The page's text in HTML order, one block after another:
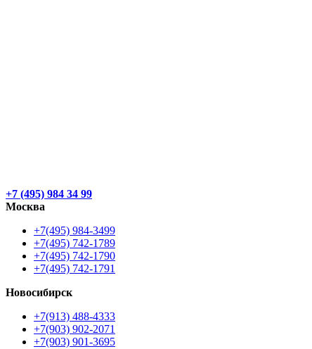
+7 (495) 984 34 99
Москва
+7(495) 984-3499
+7(495) 742-1789
+7(495) 742-1790
+7(495) 742-1791
Новосибирск
+7(913) 488-4333
+7(903) 902-2071
+7(903) 901-3695